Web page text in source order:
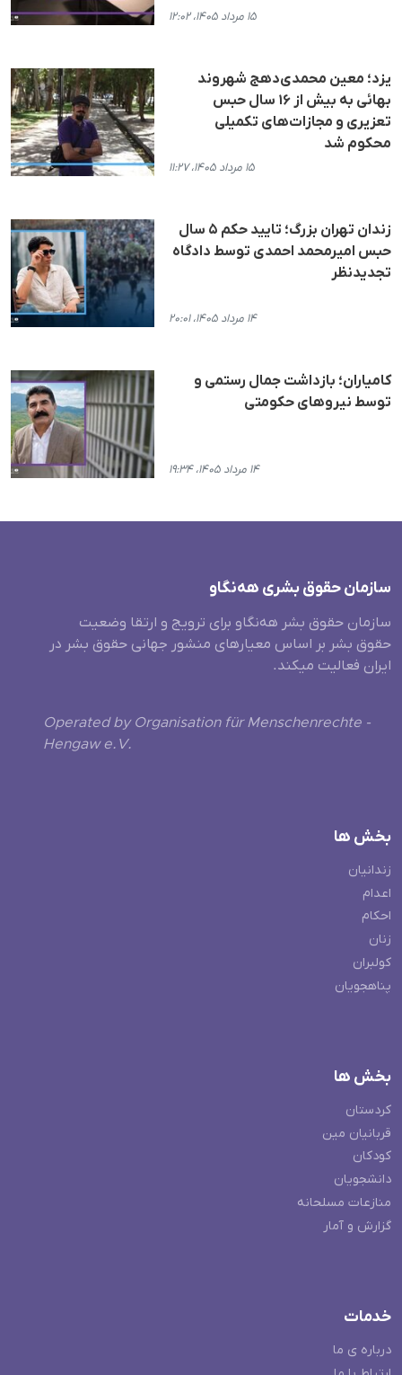
۱۵ مرداد ۱۴۰۵، ۱۲:۰۲
یزد؛ معین محمدی‌دهج شهروند
بهائی به بیش از ۱۶ سال حبس
تعزیری و مجازات‌های تکمیلی
محکوم شد
۱۵ مرداد ۱۴۰۵، ۱۱:۲۷
زندان تهران بزرگ؛ تایید حکم ۵ سال
حبس امیرمحمد احمدی توسط دادگاه
تجدیدنظر
۱۴ مرداد ۱۴۰۵، ۲۰:۰۱
کامیاران؛ بازداشت جمال رستمی و
توسط نیروهای حکومتی
۱۴ مرداد ۱۴۰۵، ۱۹:۳۴
سازمان حقوق بشری هەنگاو
سازمان حقوق بشر هه‌نگاو برای ترویج و ارتقا وضعیت
حقوق بشر بر اساس معیارهای منشور جهانی حقوق بشر در
ایران فعالیت میکند.
Operated by Organisation für Menschenrechte -
Hengaw e.V.
بخش ها
زندانیان
اعدام
احکام
زنان
کولبران
پناهجویان
بخش ها
کردستان
قربانیان مین
کودکان
دانشجویان
منازعات مسلحانه
گزارش و آمار
خدمات
درباره ی ما